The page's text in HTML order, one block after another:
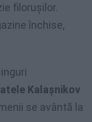
filoruşilor.
închise,
Kalaşnikov
se avântă la